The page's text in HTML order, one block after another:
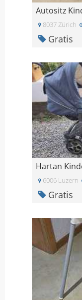
Autositz
8037 Zürich
Gratis
6006 Luzern
Gratis